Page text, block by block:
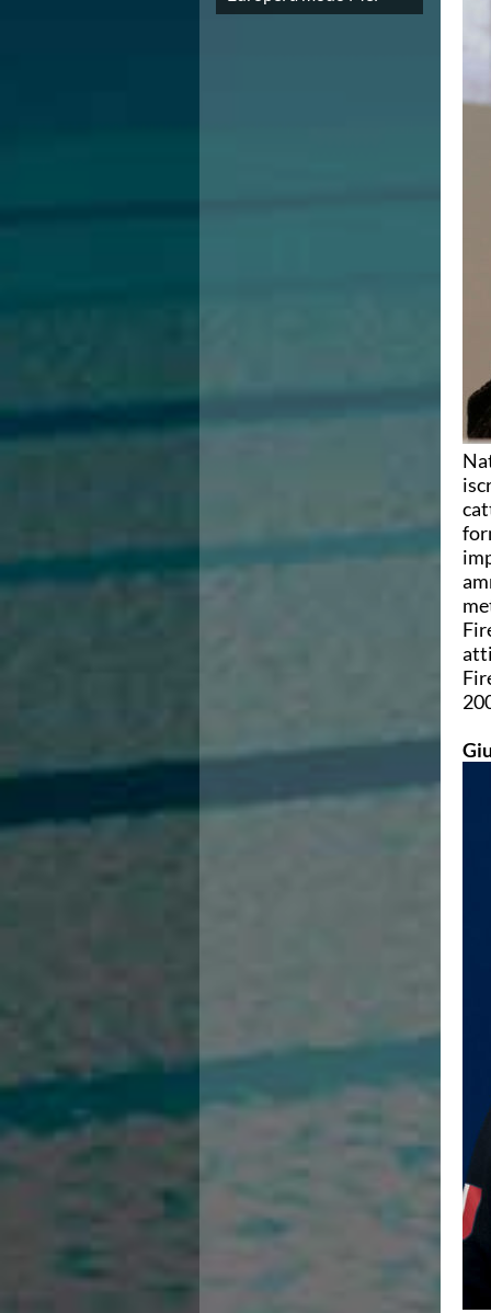
Azzurri
Albi d'oro - Primati
Calendario Nazionale Fondo
Norme e documenti
Sezione Salvamento
GUG
Propaganda
Risultati
Centri Federali
C. F. Complesso natatorio Foro Italico
C. F. Polo Acquatico Frecciarossa Ostia
C. F. Unipol BluStadium Pietralata
C. F. Polo Acquatico Enel - Valco San Paolo
C. F. Acerra "Carlo Pedersoli"